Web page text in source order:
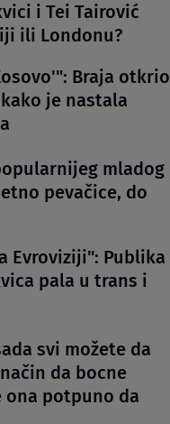
i Tei Tairović
ili Londonu?
Braja otkrio
je nastala
mladog
pevačice, do
Evroviziji": Publika
pala u trans i
svi možete da
da bocne
ona potpuno da